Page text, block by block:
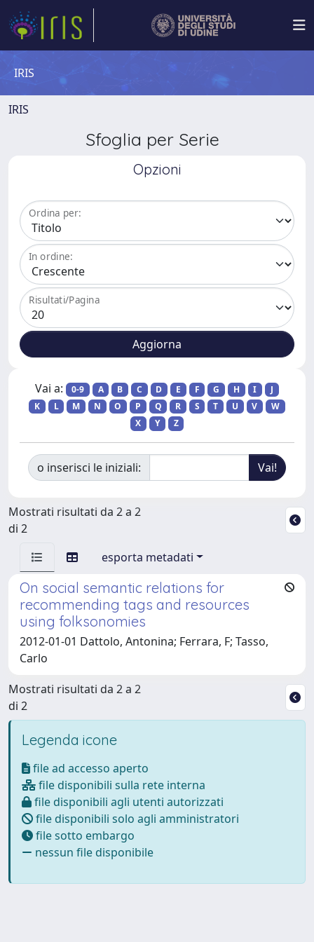
IRIS
IRIS
Sfoglia per Serie
Opzioni
Ordina per:
In ordine:
Risultati/Pagina
Vai a: 0-9 A B C D E F G H I
J
K
L M N O P Q R S T U V
W
X
Y Z
o inserisci le iniziali:
Mostrati risultati da 2 a 2
di 2
esporta metadati
On social semantic relations for
recommending tags and resources
using folksonomies
2012-01-01 Dattolo, Antonina; Ferrara, F; Tasso,
Carlo
Mostrati risultati da 2 a 2
di 2
Legenda icone
file ad accesso aperto
file disponibili sulla rete interna
file disponibili agli utenti autorizzati
file disponibili solo agli amministratori
file sotto embargo
nessun file disponibile